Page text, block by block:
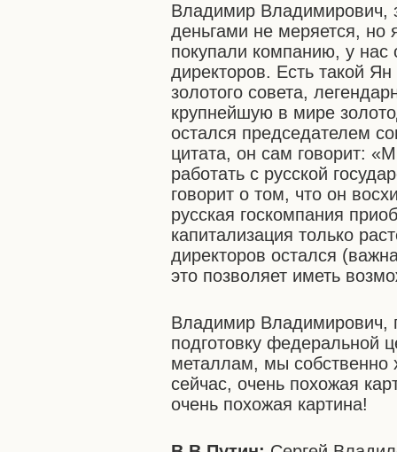
Владимир Владимирович,
деньгами не меряется, но
покупали компанию, у нас
директоров. Есть такой
золотого совета,
крупнейшую в мире
остался председателем
цитата, он сам говорит:
работать с русской
говорит о том, что он
русская госкомпания
капитализация только
директоров остался
это позволяет иметь
Владимир Владимирович,
подготовку федеральной
металлам, мы собственно
сейчас, очень похожая
очень похожая картина!